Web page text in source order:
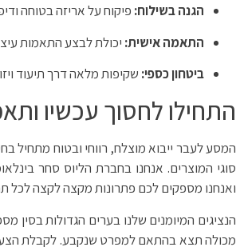
הגנה בשילוח: פיקוח על אריזה בטוחה
התאמה אישית: יכולת לבצע התאמות
ביטחון כספי: שקיפות מלאה דרך תיעוד
התחילו לחסוך עכשיו
המסע לעבר ייבוא מוצלח, רווחי ובטוח מתחיל
סוגי המוצרים. אנחנו בחברת הליוס סחר בינלאומי בע"מ
ואנחנו מספקים לכם פתרונות מקצה לקצה לכל
הנציגים המיומנים שלנו בערים הגדולות בסין
מכולה תצא בהתאם למפרט שנקבע. לקבלת הצעת